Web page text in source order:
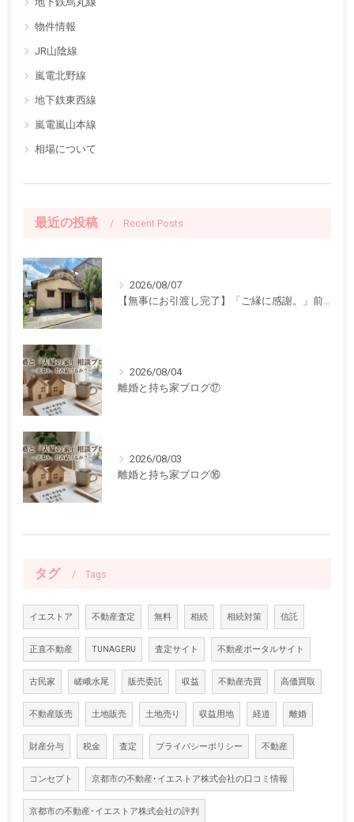
物件情報
JR山陰線
嵐電北野線
地下鉄東西線
嵐電嵐山本線
相場について
最近の投稿 Recent Posts
2026/08/07
【無事にお引渡し完了】「ご縁に感謝。」前回ご紹介した中古一戸建てのお引渡しが終了しました
2026/08/04
離婚と持ち家ブログ⑰
2026/08/03
離婚と持ち家ブログ⑯
タグ Tags
イエストア 不動産査定 無料 相続 相続対策 信託
正直不動産 TUNAGERU 査定サイト 不動産ポータルサイト
古民家 嵯峨水尾 販売委託 収益 不動産売買 高価買取
不動産販売 土地販売 土地売り 収益用地 経道 離婚
財産分与 税金 査定 プライバシーポリシー 不動産
コンセプト 京都市の不動産･イエストア株式会社の口コミ情報
京都市の不動産･イエストア株式会社の評判